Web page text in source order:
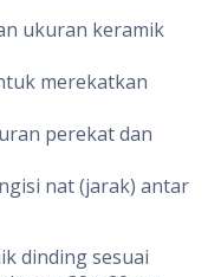
ukuran keramik
merekatkan
perekat dan
nat (jarak) antar
dinding sesuai